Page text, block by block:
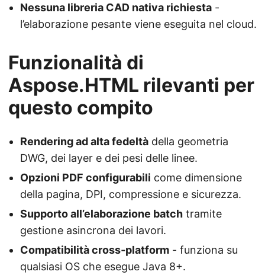
Nessuna libreria CAD nativa richiesta -
l’elaborazione pesante viene eseguita nel cloud.
Funzionalità di
Aspose.HTML rilevanti per
questo compito
Rendering ad alta fedeltà della geometria
DWG, dei layer e dei pesi delle linee.
Opzioni PDF configurabili come dimensione
della pagina, DPI, compressione e sicurezza.
Supporto all’elaborazione batch tramite
gestione asincrona dei lavori.
Compatibilità cross‑platform - funziona su
qualsiasi OS che esegue Java 8+.